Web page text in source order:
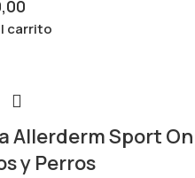
carrito
Allerderm Sport On
y Perros